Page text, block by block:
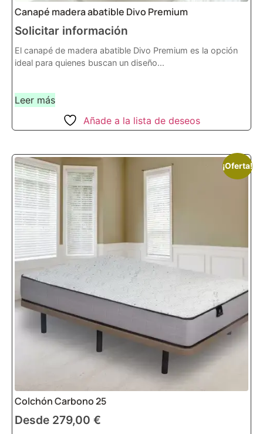
Canapé madera abatible Divo Premium
Solicitar información
El canapé de madera abatible Divo Premium es la opción
ideal para quienes buscan un diseño...
Leer más
Añade a la lista de deseos
¡Oferta!
Colchón Carbono 25
Desde 279,00 €